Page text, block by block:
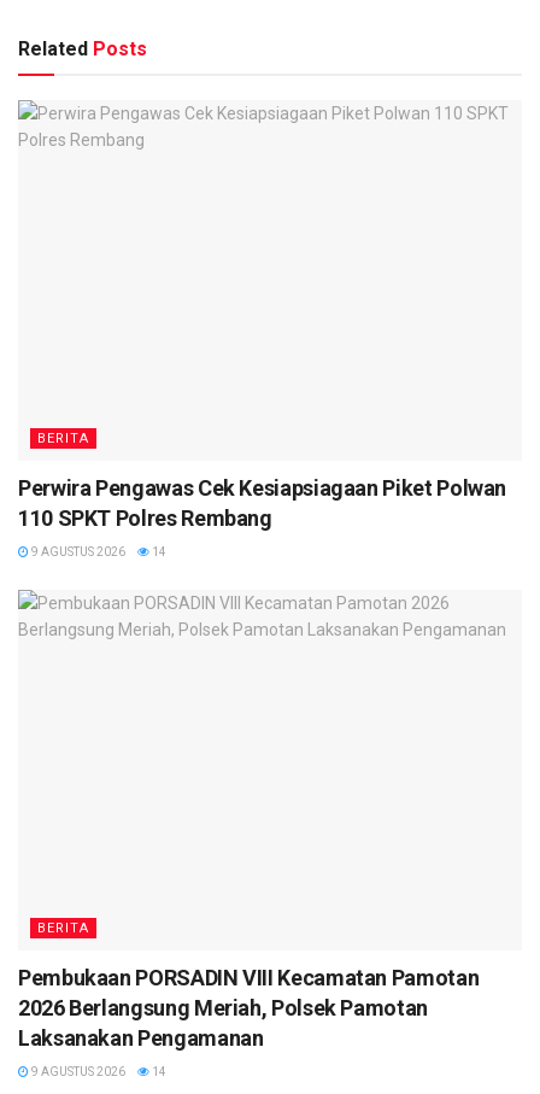
Related Posts
BERITA
Perwira Pengawas Cek Kesiapsiagaan Piket Polwan
110 SPKT Polres Rembang
9 AGUSTUS 2026 14
BERITA
Pembukaan PORSADIN VIII Kecamatan Pamotan
2026 Berlangsung Meriah, Polsek Pamotan
Laksanakan Pengamanan
9 AGUSTUS 2026 14